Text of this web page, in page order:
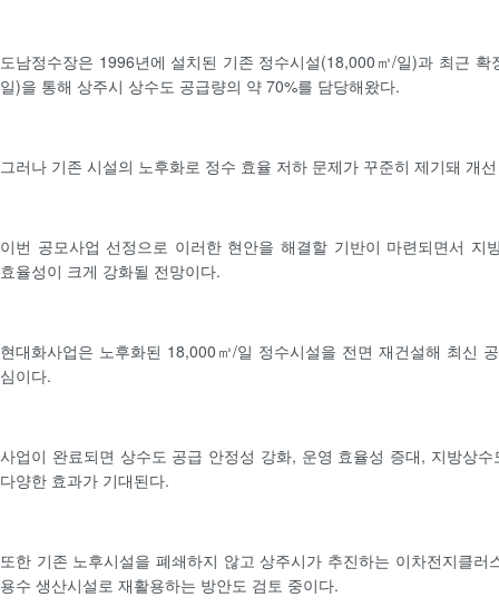
도남정수장은 1996년에 설치된 기존 정수시설(18,000㎥/일)과 최근
일)을 통해 상주시 상수도 공급량의 약 70%를 담당해왔다.
그러나 기존 시설의 노후화로 정수 효율 저하 문제가 꾸준히 제기돼 개
이번 공모사업 선정으로 이러한 현안을 해결할 기반이 마련되면서 지
효율성이 크게 강화될 전망이다.
현대화사업은 노후화된 18,000㎥/일 정수시설을 전면 재건설해 최신
심이다.
사업이 완료되면 상수도 공급 안정성 강화, 운영 효율성 증대, 지방상
다양한 효과가 기대된다.
또한 기존 노후시설을 폐쇄하지 않고 상주시가 추진하는 이차전지클러
용수 생산시설로 재활용하는 방안도 검토 중이다.